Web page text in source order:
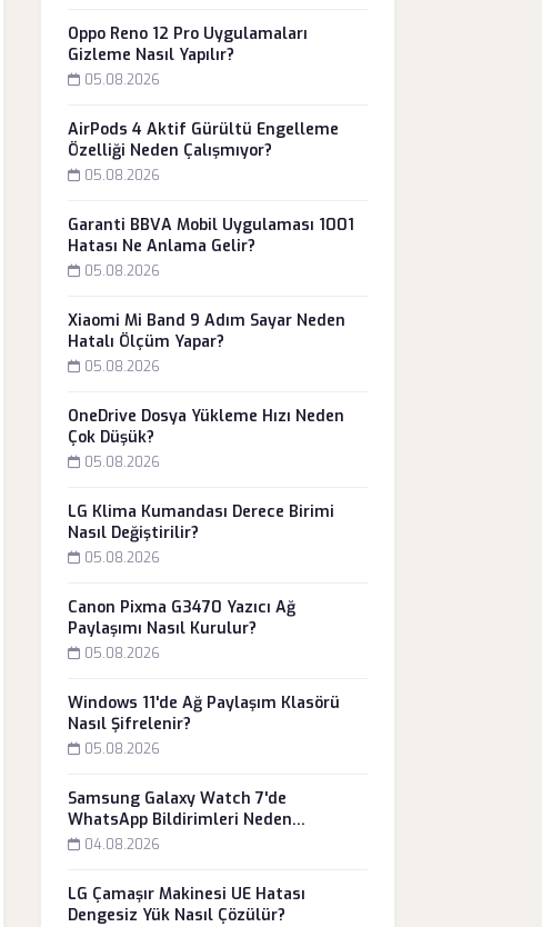
Oppo Reno 12 Pro Uygulamaları
Gizleme Nasıl Yapılır?
05.08.2026
AirPods 4 Aktif Gürültü Engelleme
Özelliği Neden Çalışmıyor?
05.08.2026
Garanti BBVA Mobil Uygulaması 1001
Hatası Ne Anlama Gelir?
05.08.2026
Xiaomi Mi Band 9 Adım Sayar Neden
Hatalı Ölçüm Yapar?
05.08.2026
OneDrive Dosya Yükleme Hızı Neden
Çok Düşük?
05.08.2026
LG Klima Kumandası Derece Birimi
Nasıl Değiştirilir?
05.08.2026
Canon Pixma G3470 Yazıcı Ağ
Paylaşımı Nasıl Kurulur?
05.08.2026
Windows 11'de Ağ Paylaşım Klasörü
Nasıl Şifrelenir?
05.08.2026
Samsung Galaxy Watch 7'de
WhatsApp Bildirimleri Neden
Gelmiyor?
04.08.2026
LG Çamaşır Makinesi UE Hatası
Dengesiz Yük Nasıl Çözülür?